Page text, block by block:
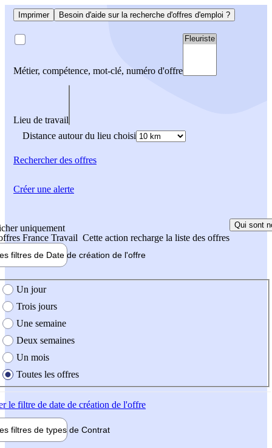
Imprimer Besoin d'aide sur la recherche d'offres d'emploi ?
Métier, compétence, mot-clé, numéro d'offre
Lieu de travail
Distance autour du lieu choisi
Rechercherdes offres
uniquement
France Travail Cette action recharge la liste des offres
Qui sont
filtres de Date de création de l'offre
création de l'offre
Un jour
Trois jours
Une semaine
Deux semaines
Un mois
Toutes les offres
le filtre de date de création de l'offre
filtres de types de Contrat
Créer une alerte